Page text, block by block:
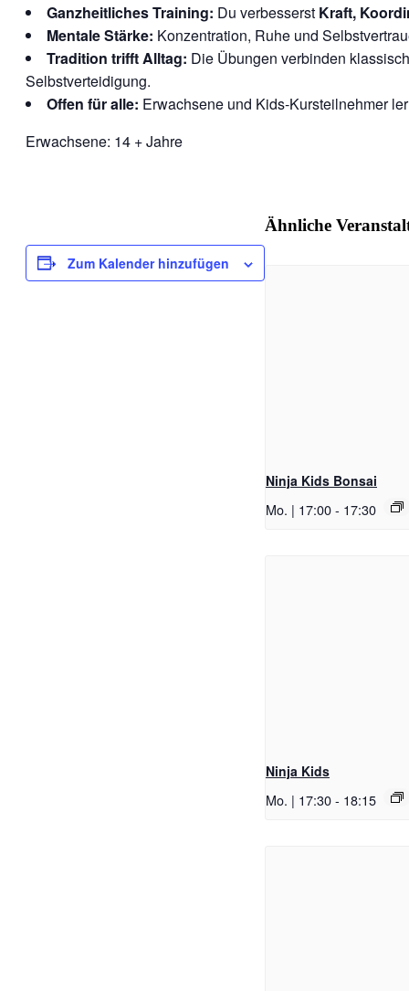
Ganzheitliches Training: Du verbesserst Kraft,
Mentale Stärke: Konzentration, Ruhe und
Tradition trifft Alltag: Die Übungen verbinden
Selbstverteidigung.
Offen für alle: Erwachsene und Kids‑Kursteilnehmer
Erwachsene: 14 + Jahre
Zum Kalender hinzufügen
Ähnliche
Ninja Kids Bonsai
Mo. | 17:00- 17:30
Ninja Kids
Mo. | 17:30- 18:15